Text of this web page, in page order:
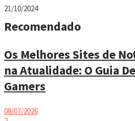
21/10/2024
Recomendado
Os Melhores Sites de
na Atualidade: O Guia
Gamers
08/07/2026